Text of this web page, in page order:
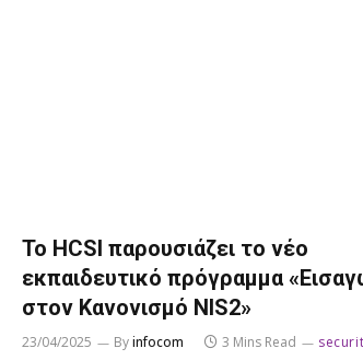
Το HCSI παρουσιάζει το νέο
εκπαιδευτικό πρόγραμμα
στον Κανονισμό NIS2»
23/04/2025 Byinfocom 3 Mins Read